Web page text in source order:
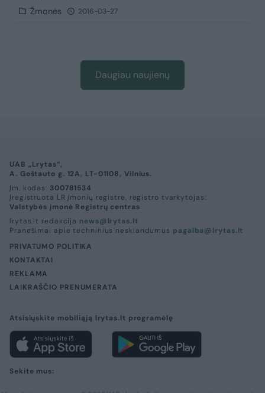
Žmonės 2016-03-27
Daugiau naujienų
UAB „Lrytas“,
A. Goštauto g. 12A, LT-01108, Vilnius.
Įm. kodas: 300781534
Įregistruota LR įmonių registre, registro tvarkytojas:
Valstybės įmonė Registrų centras
lrytas.lt redakcija news@lrytas.lt
Pranešimai apie techninius nesklandumus pagalba@lrytas.lt
PRIVATUMO POLITIKA
KONTAKTAI
REKLAMA
LAIKRAŠČIO PRENUMERATA
Atsisiųskite mobiliąją lrytas.lt programėlę
Sekite mus: